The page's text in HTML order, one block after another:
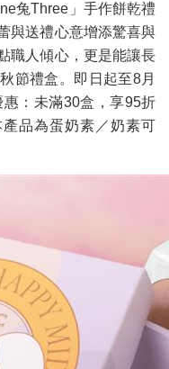
兔Three」手作餅乾禮
與送禮心意增添驚喜與
職人傾心，更是能讓長
節禮盒。即日起至8月
：未滿30盒，享95折
品為蛋奶素／奶素可